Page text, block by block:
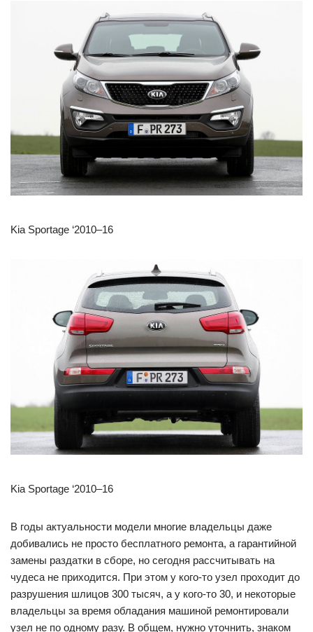
Kia Sportage ‘2010–16
Kia Sportage ‘2010–16
В годы актуальности модели многие владельцы даже
добивались не просто бесплатного ремонта, а гарантийной
замены раздатки в сборе, но сегодня рассчитывать на
чудеса не приходится. При этом у кого-то узел проходит до
разрушения шлицов 300 тысяч, а у кого-то 30, и некоторые
владельцы за время обладания машиной ремонтировали
узел не по одному разу. В общем, нужно уточнить, знаком